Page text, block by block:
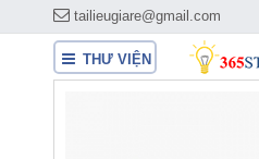
tailieugiare@gmail.com
THƯ VIỆN